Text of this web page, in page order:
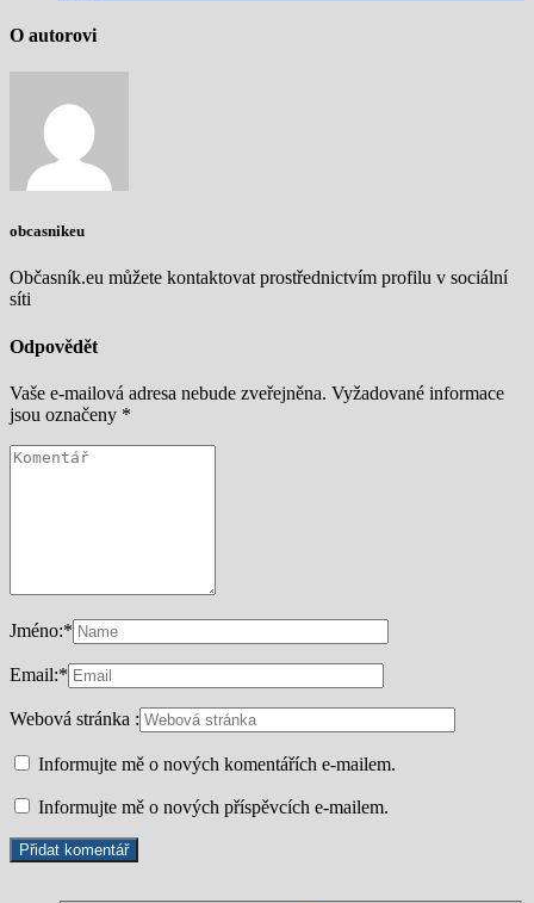
O autorovi
obcasnikeu
Občasník.eu můžete kontaktovat prostřednictvím profilu v sociální
síti
Odpovědět
Vaše e-mailová adresa nebude zveřejněna. Vyžadované informace
jsou označeny *
Jméno:*
Email:*
Webová stránka :
Informujte mě o nových komentářích e-mailem.
Informujte mě o nových příspěvcích e-mailem.